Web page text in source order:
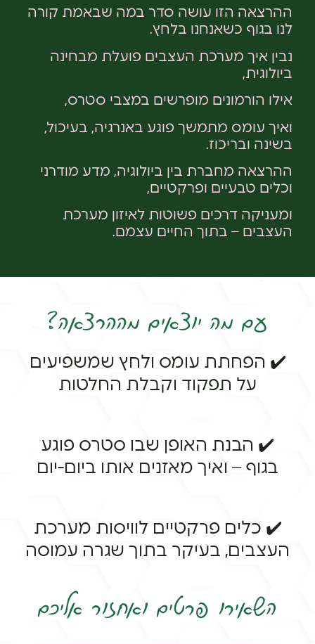
ההרצאה הזו עושה סדר במה שבאמת קורה
לנו בגוף כשאנחנו בלחץ.
נבין איך מערכת העצבים פועלת מבחינה
ביולוגית,
אילו הורמונים מופרשים במצבי סטרס,
ואיך עומס מתמשך פוגע באנרגיה, בעיכול,
בשינה ובריכוז.
ההרצאה מחברת בין ביולוגיה, מדע מודרני
וכלים טבעיים ופרקטיים,
ומעניקה דרכים פשוטות לאיזון מערכת
העצבים – בתוך החיים עצמם.
עם מה יוצאים מההרצאה?
✔️ הפחתת עומס ולחץ שמשפיעים
על תפקוד וקבלת החלטות
✔️ הבנת האופן שבו סטרס פוגע
בגוף – ואיך מאזנים אותו ביום-יום
✔️ כלים פרקטיים לוויסות מערכת
העצבים, בעיקר בתוך שגרה עמוסה
השאירו פרטים ואחזור אליכם